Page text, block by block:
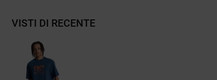
VISTI DI RECENTE